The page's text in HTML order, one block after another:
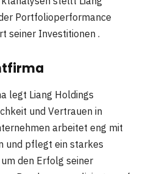
Portfolioperformance
seiner Investitionen .
legt Liang Holdings
und Vertrauen in
arbeitet eng mit
und pflegt ein starkes
den Erfolg seiner